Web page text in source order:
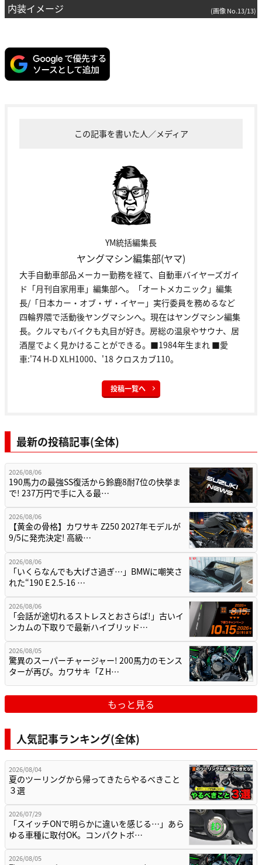
内装イメージ (画像 No.13/13)
この記事を書いた人／メディア
YM統括編集長
ヤングマシン編集部(ヤマ)
大手自動車部品メーカー勤務を経て、自動車バイヤーズガイ
ド「月刊自家用車」編集部へ。「オートメカニック」編集
長/「日本カー・オブ・ザ・イヤー」実行委員を務めるなど
四輪界隈で活動後ヤングマシンへ。現在はヤングマシン編集
長。クルマもバイクも丸目が好き。房総の温泉やサウナ、居
酒屋でよく見かけることができる。■1984年生まれ ■愛
車:'74 H-D XLH1000、'18 クロスカブ110。
投稿一覧へ
最新の投稿記事(全体)
2026/08/06
190馬力の最強SS復活から鈴鹿8耐7位の快挙ま
で! 237万円で手に入る最…
2026/08/06
【黄金の骨格】カワサキ Z250 2027年モデルが
9/5に発売決定! 高級…
2026/08/06
「いくらなんでも大げさ過ぎ…」BMWに嘲笑さ
れた“190 E 2.5-16 …
2026/08/06
「会話が途切れるストレスとおさらば!」古いイ
ンカムの下取りで最新ハイブリッド…
2026/08/05
驚異のスーパーチャージャー! 200馬力のモンス
ターが再び。カワサキ「Z H…
もっと見る
人気記事ランキング(全体)
2026/08/04
夏のツーリングから帰ってきたらやるべきこと
３選
2026/07/29
「スイッチONで明らかに違いを感じる…」あら
ゆる車種に取付OK。コンパクトボ…
2026/08/05